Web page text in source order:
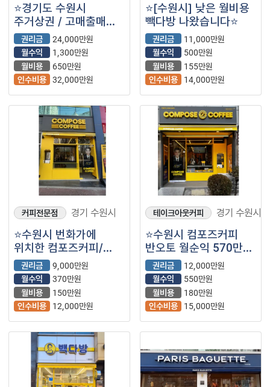
⭐경기도 수원시
주거상권 / 고매출매장 /
대형평수로
자리잡혀있는 ＂
투썸플레이스＂
입니다.⭐
권리금
24,000만원
월수익
1,300만원
월비용
650만원
인수비용 32,000만원
⭐️[수원시] 낮은 월비용
빽다방 나왔습니다⭐️
권리금
11,000만원
월수익
500만원
월비용
155만원
인수비용
14,000만원
커피전문점 경기 수원시
⭐️수원시 번화가에
위치한 컴포즈커피/
반오토/ 배달 10%⭐️
권리금
9,000만원
월수익
370만원
월비용
150만원
인수비용
12,000만원
테이크아웃커피 경기 수원시
⭐️수원시 컴포즈커피
반오토 월순익 570만원
⭐️권리금
12,000만원
월수익
550만원
월비용
180만원
인수비용
15,000만원